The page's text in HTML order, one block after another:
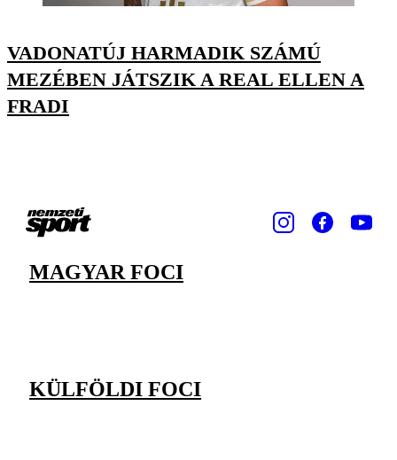
VADONATÚJ HARMADIK SZÁMÚ
MEZÉBEN JÁTSZIK A REAL ELLEN A
FRADI
MAGYAR FOCI
KÜLFÖLDI FOCI